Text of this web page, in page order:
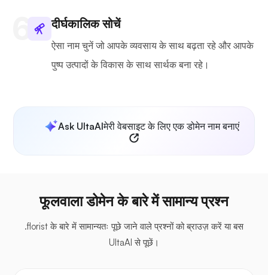
दीर्घकालिक सोचें
ऐसा नाम चुनें जो आपके व्यवसाय के साथ बढ़ता रहे और आपके
पुष्प उत्पादों के विकास के साथ सार्थक बना रहे।
Ask UltaAIमेरी वेबसाइट के लिए एक डोमेन नाम बनाएं
फूलवाला डोमेन के बारे में सामान्य प्रश्न
.florist के बारे में सामान्यतः पूछे जाने वाले प्रश्नों को ब्राउज़ करें या बस
UltaAI से पूछें।